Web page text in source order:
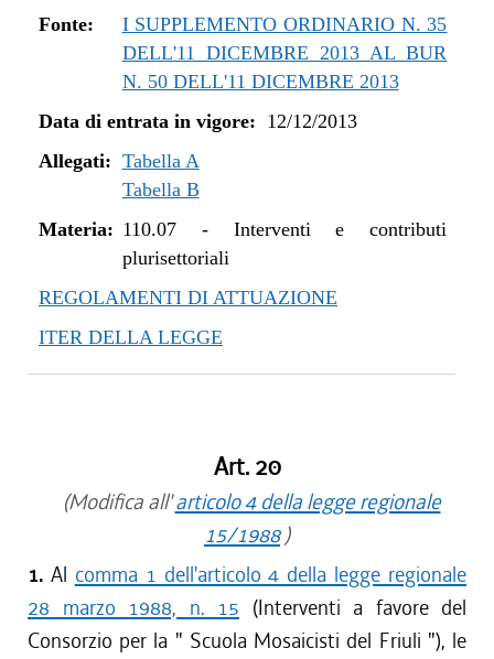
dal 21/05/2015 al 10/08/2015
dal 26/02/2015 al 20/05/2015
dal 07/01/2015 al 25/02/2015
dal 06/11/2014 al 19/11/2014
dal 22/05/2014 al 05/11/2014
dal 11/04/2014 al 21/05/2014
dal 28/03/2014 al 10/04/2014
dal 12/12/2013 al 27/03/2014
Fonte:
I SUPPLEMENTO ORDINARIO N. 35
DELL'11 DICEMBRE 2013 AL BUR
N. 50 DELL'11 DICEMBRE 2013
Data di entrata in vigore: 12/12/2013
Allegati: Tabella A
Tabella B
Materia: 110.07- Interventi e contributi
plurisettoriali
REGOLAMENTI DI ATTUAZIONE
ITER DELLA LEGGE
Art. 20
(Modifica all'articolo 4 della legge regionale
15/1988)
1. Al comma 1 dell'articolo 4 della legge regionale
28 marzo 1988, n. 15 (Interventi a favore del
Consorzio per la " Scuola Mosaicisti del Friuli "), le